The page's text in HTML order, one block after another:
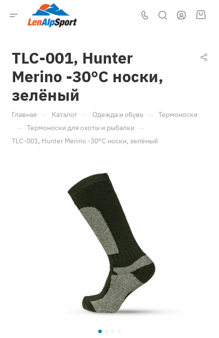
TLC-001, Hunter
Merino -30°C носки,
зелёный
Главная — Каталог — Одежда и обувь — Термоноски
— Термоноски для охоты и рыбалки —
TLC-001, Hunter Merino -30°C носки, зелёный